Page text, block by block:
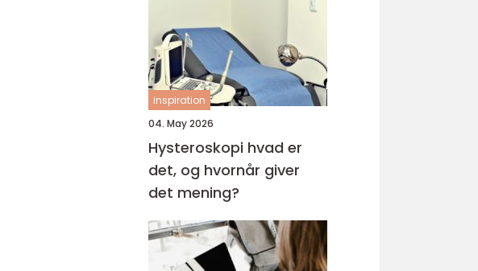
inspiration
04. May 2026
Hysteroskopi hvad er
det, og hvornår giver
det mening?